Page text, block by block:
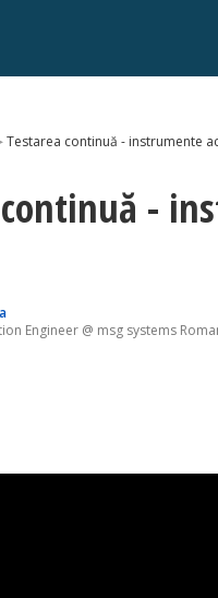
Testarea continuă - instrumente
-
Engineer @ msg systems